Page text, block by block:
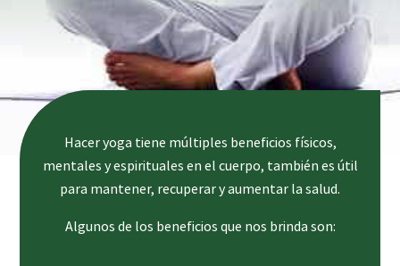
Hacer yoga tiene múltiples beneficios físicos,
mentales y espirituales en el cuerpo, también es útil
para mantener, recuperar y aumentar la salud.
Algunos de los beneficios que nos brinda son: